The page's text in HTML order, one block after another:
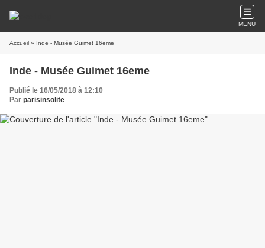
MENU
Accueil » Inde - Musée Guimet 16eme
Inde - Musée Guimet 16eme
Publié le 16/05/2018 à 12:10
Par parisinsolite